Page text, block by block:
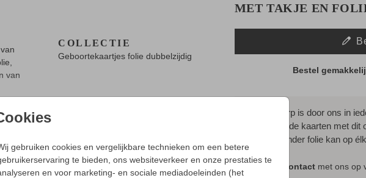
gebruiken cookies en vergelijkbare technieken om een betere
te bieden, ons websiteverkeer en onze prestaties te
en voor marketing- en sociale mediadoeleinden (het
van
COLLECTIE
Geboortekaartjes folie dubbelzijdig
OOK LEUK
MET TAKJE EN
Bestel
- Dit ontwerp is door ons in
- Bijpassende kaarten met dit
- Met of zonder folie kan op
contactmet ons op